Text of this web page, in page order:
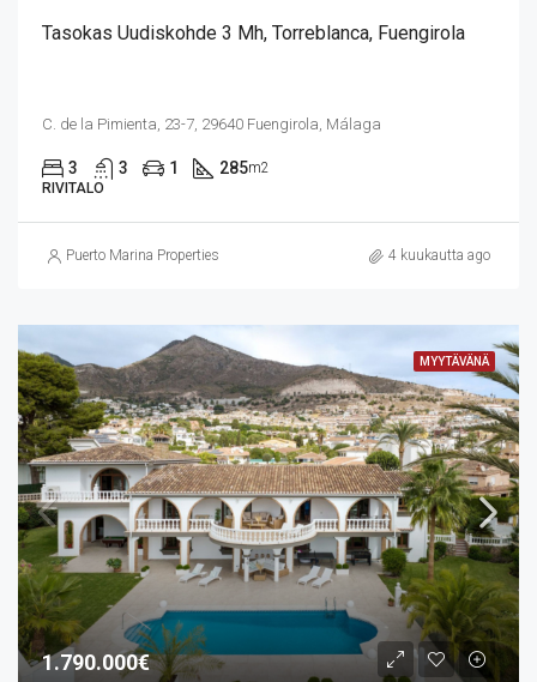
Tasokas Uudiskohde 3 Mh, Torreblanca, Fuengirola
C. de la Pimienta, 23-7, 29640 Fuengirola, Málaga
3 3 1 285m2
RIVITALO
Puerto Marina Properties 4 kuukautta ago
MYYTÄVÄNÄ
1.790.000€